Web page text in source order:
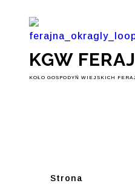
KGW
KOŁO GOSPODYŃ WIEJSKICH
Strona